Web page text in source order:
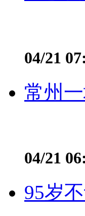
04/21
常州
04/21
95岁